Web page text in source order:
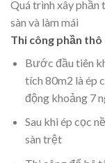
Quá trình xây phần
sàn và làm mái
Thi công phần thô
Bước đầu tiên
tích 80m2 là ép
động khoảng 7
Sau khi ép cọc
sàn trệt